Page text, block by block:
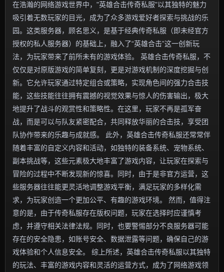
在浩瀚的网络游戏世界中，"英雄合击传奇私服"以其独特的魅力
吸引着无数玩家的目光，成为了众多游戏爱好者探索与挑战的乐
园。这类服务器，顾名思义，是基于经典传奇私服（即未经官方
授权的私人服务器）的基础上，融入了“英雄合击”这一创新玩
法，为玩家带来了前所未有的游戏体验。 英雄合击传奇私服，不
仅仅是对原版游戏的简单复刻，更是对游戏机制的深度挖掘与创
新。它允许玩家通过特定组合或策略，实现角色间的强力合击技
能，这些技能往往拥有震撼的视觉效果与惊人的伤害输出，极大
地提升了战斗的观赏性和策略性。在这里，玩家不再是孤军奋
战，而是可以与队友紧密配合，共同释放华丽的合击技，享受团
队协作带来的乐趣与成就感。 此外，英雄合击传奇私服还常常伴
随着丰富的自定义内容和活动，如独特的装备系统、宠物系统、
副本挑战等，这些元素极大地丰富了游戏内容，让玩家在探索与
冒险的过程中不断发现新的惊喜。同时，由于是非官方运营，这
些服务器往往能更灵活地调整游戏平衡，满足玩家的多样化需
求，为玩家创造一个更加公平、有趣的游戏环境。 然而，值得注
意的是，由于传奇私服存在版权问题，玩家在选择时应谨慎考
虑，并遵守相关法律法规。同时，也要警惕部分不良服务器可能
存在的安全隐患，如账号安全、数据泄露等问题，确保自己的游
戏体验和个人信息安全。 综上所述，英雄合击传奇私服以其独特
的玩法、丰富的游戏内容和灵活的运营方式，成为了网络游戏领